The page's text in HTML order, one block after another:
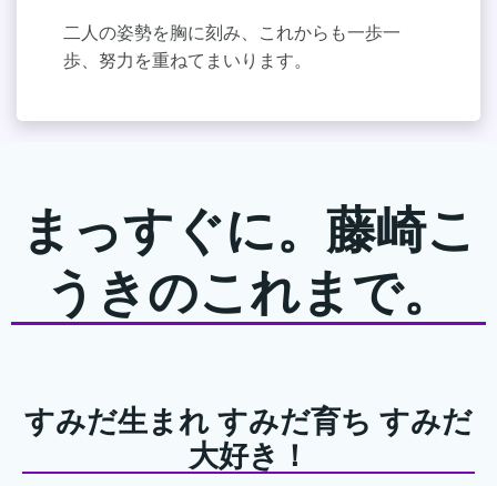
二人の姿勢を胸に刻み、これからも一歩一
歩、努力を重ねてまいります。
まっすぐに。藤崎こ
うきのこれまで。
すみだ生まれ すみだ育ち すみだ
大好き！